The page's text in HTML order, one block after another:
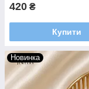
420 ₴
Купити
Новинка